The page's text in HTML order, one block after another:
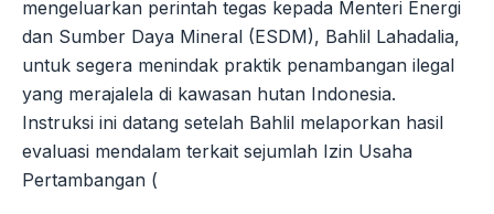
mengeluarkan perintah tegas kepada Menteri Energi
dan Sumber Daya Mineral (ESDM), Bahlil Lahadalia,
untuk segera menindak praktik penambangan ilegal
yang merajalela di kawasan hutan Indonesia.
Instruksi ini datang setelah Bahlil melaporkan hasil
evaluasi mendalam terkait sejumlah Izin Usaha
Pertambangan (